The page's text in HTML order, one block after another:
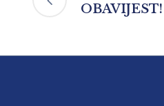
OBAVIJEST!